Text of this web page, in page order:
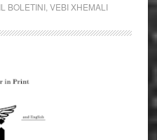
BOLETINI, VEBI XHEMALI